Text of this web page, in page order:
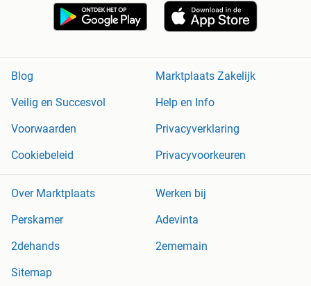
Blog
Marktplaats Zakelijk
Veilig en Succesvol
Help en Info
Voorwaarden
Privacyverklaring
Cookiebeleid
Privacyvoorkeuren
Over Marktplaats
Werken bij
Perskamer
Adevinta
2dehands
2ememain
Sitemap